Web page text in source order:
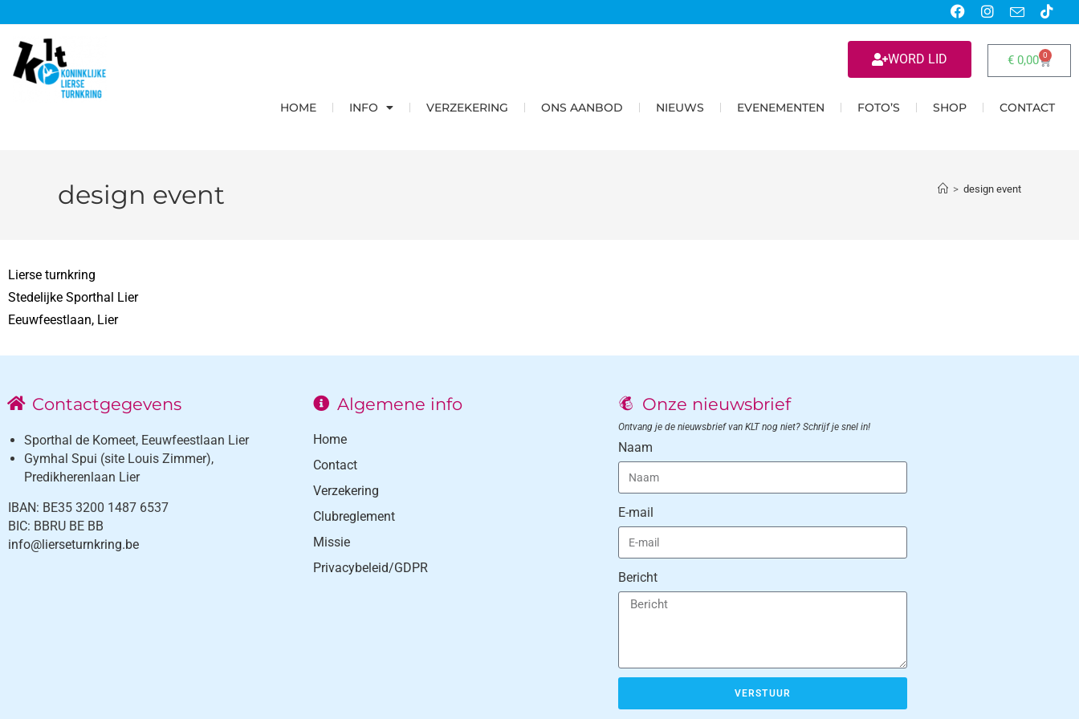
WORD LID €0,00 0
HOME INFO VERZEKERING ONS AANBOD NIEUWS EVENEMENTEN FOTO’S SHOP CONTACT
design event > design event
Lierse turnkring
Stedelijke Sporthal Lier
Eeuwfeestlaan, Lier
Contactgegevens
Sporthal de Komeet, Eeuwfeestlaan Lier
Gymhal Spui (site Louis Zimmer),
Predikherenlaan Lier
IBAN: BE35 3200 1487 6537
BIC: BBRU BE BB
info@lierseturnkring.be
Algemene info
Home
Contact
Verzekering
Clubreglement
Missie
Privacybeleid/GDPR
Onze nieuwsbrief
Ontvang je de nieuwsbrief van KLT nog niet? Schrijf je snel in!
Naam
E-mail
Bericht
VERSTUUR